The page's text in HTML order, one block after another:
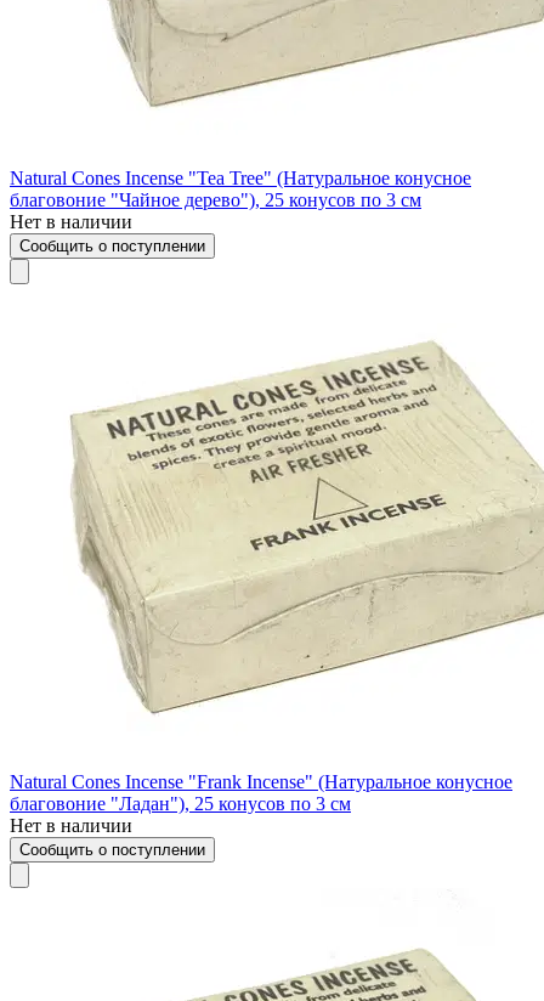
Natural Cones Incense "Tea Tree" (Натуральное конусное
благовоние "Чайное дерево"), 25 конусов по 3 см
Нет в наличии
Сообщить о поступлении
Natural Cones Incense "Frank Incense" (Натуральное конусное
благовоние "Ладан"), 25 конусов по 3 см
Нет в наличии
Сообщить о поступлении